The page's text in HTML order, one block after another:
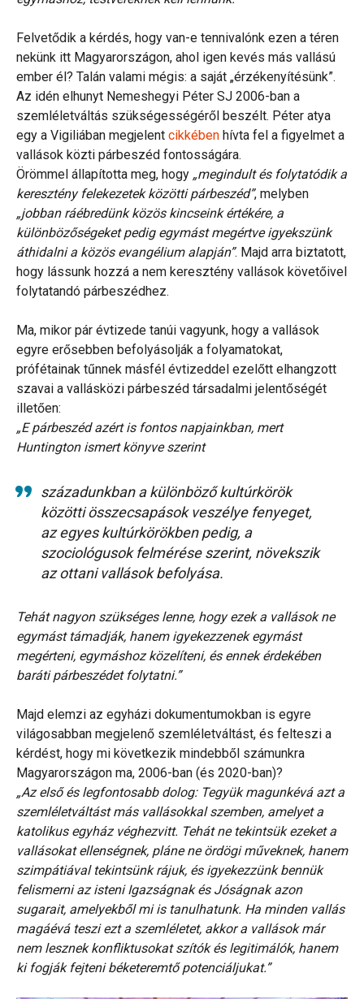
Felvetődik a kérdés, hogy van-e tennivalónk ezen a téren
nekünk itt Magyarországon, ahol igen kevés más vallású
ember él? Talán valami mégis: a saját „érzékenyítésünk”.
Az idén elhunyt Nemeshegyi Péter SJ 2006-ban a
szemléletváltás szükségességéről beszélt. Péter atya
egy a Vigiliában megjelent cikkében hívta fel a figyelmet a
vallások közti párbeszéd fontosságára.
Örömmel állapította meg, hogy „megindult és folytatódik a
keresztény felekezetek közötti párbeszéd”, melyben
„jobban ráébredünk közös kincseink értékére, a
különbözőségeket pedig egymást megértve igyekszünk
áthidalni a közös evangélium alapján”. Majd arra biztatott,
hogy lássunk hozzá a nem keresztény vallások követőivel
folytatandó párbeszédhez.
Ma, mikor pár évtizede tanúi vagyunk, hogy a vallások
egyre erősebben befolyásolják a folyamatokat,
prófétainak tűnnek másfél évtizeddel ezelőtt elhangzott
szavai a vallásközi párbeszéd társadalmi jelentőségét
illetően:
„E párbeszéd azért is fontos napjainkban, mert
Huntington ismert könyve szerint
századunkban a különböző kultúrkörök
közötti összecsapások veszélye fenyeget,
az egyes kultúrkörökben pedig, a
szociológusok felmérése szerint, növekszik
az ottani vallások befolyása.
Tehát nagyon szükséges lenne, hogy ezek a vallások ne
egymást támadják, hanem igyekezzenek egymást
megérteni, egymáshoz közelíteni, és ennek érdekében
baráti párbeszédet folytatni.”
Majd elemzi az egyházi dokumentumokban is egyre
világosabban megjelenő szemléletváltást, és felteszi a
kérdést, hogy mi következik mindebből számunkra
Magyarországon ma, 2006-ban (és 2020-ban)?
„Az első és legfontosabb dolog: Tegyük magunkévá azt a
szemléletváltást más vallásokkal szemben, amelyet a
katolikus egyház véghezvitt. Tehát ne tekintsük ezeket a
vallásokat ellenségnek, pláne ne ördögi műveknek, hanem
szimpátiával tekintsünk rájuk, és igyekezzünk bennük
felismerni az isteni Igazságnak és Jóságnak azon
sugarait, amelyekből mi is tanulhatunk. Ha minden vallás
magáévá teszi ezt a szemléletet, akkor a vallások már
nem lesznek konfliktusokat szítók és legitimálók, hanem
ki fogják fejteni béketeremtő potenciáljukat.”